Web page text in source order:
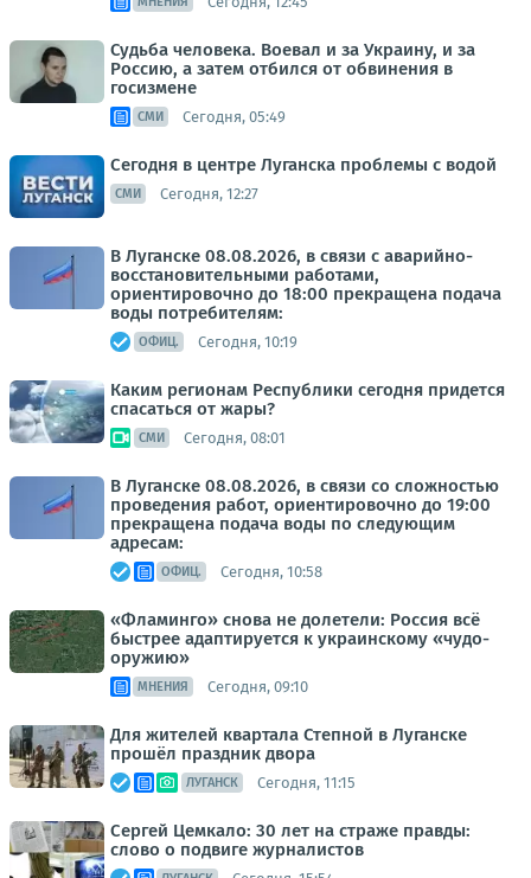
Судьба человека. Воевал и за Украину, и за
Россию, а затем отбился от обвинения в
госизмене
СМИ Сегодня, 05:49
Сегодня в центре Луганска проблемы с водой
СМИ Сегодня, 12:27
В Луганске 08.08.2026, в связи с аварийно-
восстановительными работами,
ориентировочно до 18:00 прекращена подача
воды потребителям:
ОФИЦ. Сегодня, 10:19
Каким регионам Республики сегодня придется
спасаться от жары?
СМИ Сегодня, 08:01
В Луганске 08.08.2026, в связи со сложностью
проведения работ, ориентировочно до 19:00
прекращена подача воды по следующим
адресам:
ОФИЦ. Сегодня, 10:58
«Фламинго» снова не долетели: Россия всё
быстрее адаптируется к украинскому «чудо-
оружию»
МНЕНИЯ Сегодня, 09:10
Для жителей квартала Степной в Луганске
прошёл праздник двора
ЛУГАНСК Сегодня, 11:15
Сергей Цемкало: 30 лет на страже правды:
слово о подвиге журналистов